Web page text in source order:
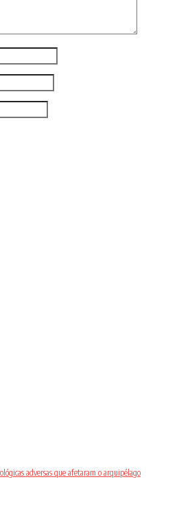
adversas que afetaram o arquipélago